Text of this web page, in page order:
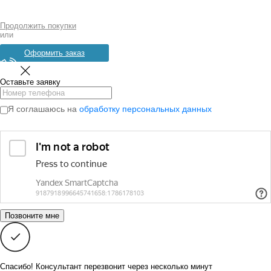
Продолжить покупки
или
Оформить заказ
Оставьте заявку
Я соглашаюсь на обработку персональных данных
Спасибо! Консультант перезвонит через несколько минут